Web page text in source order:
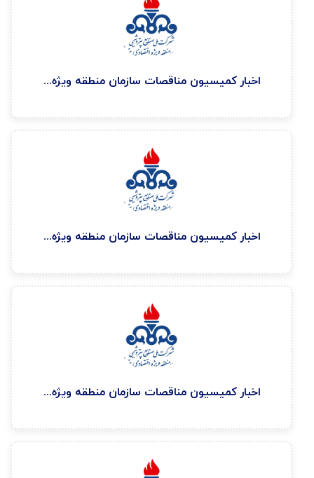
اخبار كميسيون مناقصات سازمان منطقه ويژه اقتصادی پتروشيمی ۱۴۰۴/۱۰/۲۹
اخبار كميسيون مناقصات سازمان منطقه ويژه اقتصادی پتروشيمی ۱۴۰۴/۱۰/۲۹
اخبار كميسيون مناقصات سازمان منطقه ويژه اقتصادی پتروشيمی ۱۴۰۴/۹/۲۹